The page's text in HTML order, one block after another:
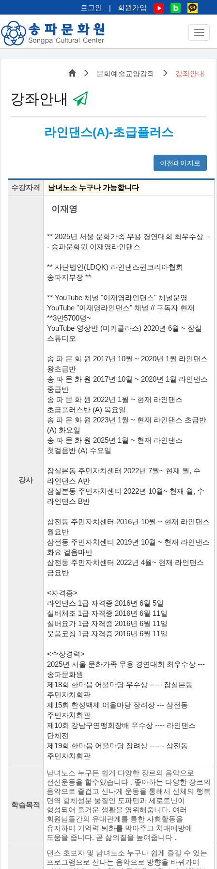
로그인 | 회원가입
문화예술교양강좌 강좌안내
강좌안내
라인댄스(A)-초급플러스
이전페이지로
수강자격 남녀노소 누구나 가능합니다
강사
이재영
** 2025년 서울 문화가족 무용 경연대회 최우수상 --
- 송파문화원 이재영라인댄스
** 사단법인(LDQK) 라인댄스퀸코리아협회
송파지부장 **
** YouTube 체널 "이재영라인댄스" 체널운영
YouTube "이재영라인댄스" 체널 // 구독자 현재
**3만5700명~
YouTube 영상반 (미키클라스) 2020년 6월 ~ 잠실
스튜디오
송 파 문 화 원 2017년 10월 ~ 2020년 1월 라인댄스
왕초급반
송 파 문 화 원 2017년 10월 ~ 2020년 1월 라인댄스
중급반
송 파 문 화 원 2022년 1월 ~ 현재 라인댄스
초급플러스반 (A) 목요일
송 파 문 화 원 2023년 1월 ~ 현재 라인댄스 초급반
(A) 화요일
송 파 문 화 원 2025년 1월 ~ 현재 라인댄스
첫걸음반 (A) 수요일
잠실본동 주민자치센터 2022년 7월~ 현재 월, 수
라인댄스 A반
잠실본동 주민자치센터 2022년 10월~ 현재 월, 수
라인댄스 B반
삼전동 주민자치센터 2016년 10월 ~ 현재 라인댄스
월요반
삼전동 주민자치센터 2019년 10월 ~ 현재 라인댄스
화요 걸음마반
삼전동 주민자치센터 2022년 4월~ 현재 라인댄스
금요반
<자격증>
라인댄스 1급 자격증 2016년 6월 5일
실버체조 1급 자격증 2016년 6월 11일
실버요가 1급 자격증 2016년 6월 11일
웃음코칭 1급 자격증 2016년 6월 11일
<수상경력>
2025년 서울 문화가족 무용 경연대회 최우수상 ---
송파문화원
제18회 한마음 어울마당 우수상 ----- 잠실본동
주민자치회관
제15회 한성백제 어울마당 장려상 --- 삼전동
주민자치회관
제10회 강남구연맹회장배 우수상 ---- 라인댄스
단체전
제19회 한마음 어울마당 장려상 ------ 삼전동
주민자치회관
학습목적
남녀노소 누구든 쉽게 다양한 장르의 음악으로
전신운동을 할수있습니다 . 좋아하는 다양한 장르의
음악으로 즐겁고 신나게 운동을 통해서 신체의 행복
면역 항체성분 물질인 도파민과 세로토닌이
형성되어 즐거운 생활을 영위해줍니다. 여러
회원님들간의 유대관계를 통한 사회활동을
유지하며 기억력 퇴화를 막아주고 치매예방에
도움을 줍니다. 곧 삶의질을 높여줍니다 .
댄스 초보자 및 남녀노소 누구나 쉽게 즐길 수 있는
프로그램으로 신나는 음악으로 방향을 바꿔가며